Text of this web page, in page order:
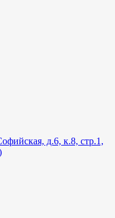
д.6, к.8, стр.1,